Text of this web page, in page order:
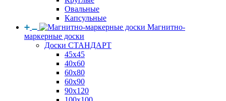
Овальные
Капсульные
Магнитно-
маркерные доски
Доски СТАНДАРТ
45x45
40x60
60x80
60x90
90x120